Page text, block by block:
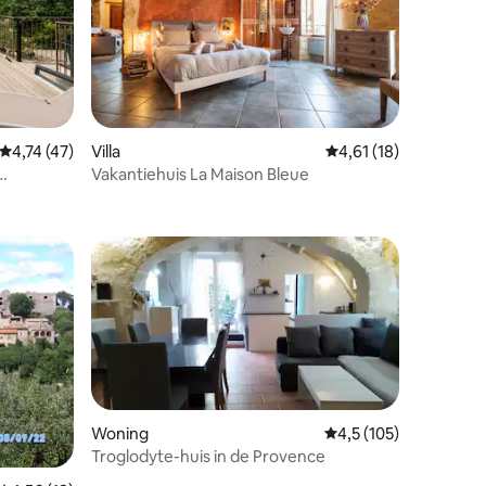
Gemiddelde beoordeling van 4,74 op 5, 47 recensies
4,74 (47) Villa Gemiddelde
4,61 (18)
Vakantiehuis La Maison Bleue
Woning Gemiddelde
4,5 (105)
Troglodyte-huis in de Provence